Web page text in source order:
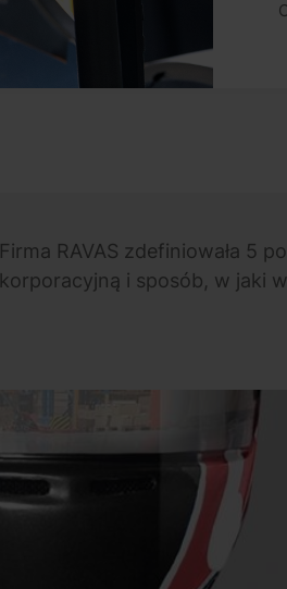
Firma RAVAS zdefiniowała 5
korporacyjną i sposób, w jaki